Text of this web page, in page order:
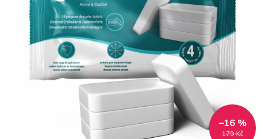
179 Kč
–16 %